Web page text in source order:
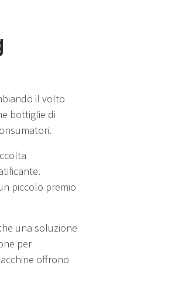
il volto
bottiglie di
piccolo premio
una soluzione
per
offrono